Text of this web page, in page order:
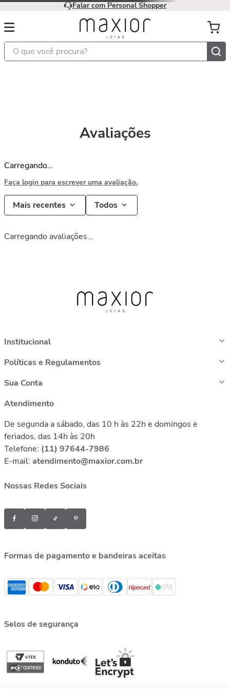
Falar com Personal Shopper
O que você procura?
Avaliações
Carregando…
Faça login para escrever uma avaliação.
Mais recentes Todos
Carregando avaliações…
Institucional
Políticas e Regulamentos
Sua Conta
Atendimento
De segunda a sábado, das 10 h às 22h e domingos e
feriados, das 14h às 20h
Telefone: (11) 97644-7986
E-mail: atendimento@maxior.com.br
Nossas Redes Sociais
Formas de pagamento e bandeiras aceitas
Selos de segurança